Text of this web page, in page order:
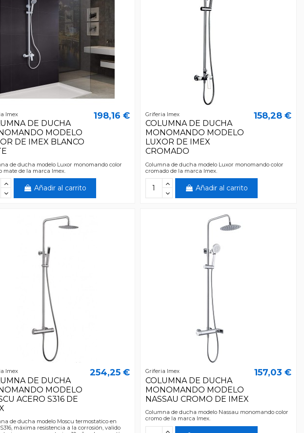
Imex
DE DUCHA
MODELO
DE IMEX BLANCO
198,16 €
de ducha modelo Luxor monomando color
mate de la marca Imex.
Añadir al carrito
Griferia Imex
COLUMNA DE DUCHA
MONOMANDO MODELO
LUXOR DE IMEX
CROMADO
158,28 €
Columna de ducha modelo Luxor monomando color
cromado de la marca Imex.
Añadir al carrito
Imex
DE DUCHA
MODELO
ACERO S316 DE
254,25 €
de ducha modelo Moscu termostatico en
máxima resistencia a la corrosión, valido
Griferia Imex
COLUMNA DE DUCHA
MONOMANDO MODELO
NASSAU CROMO DE IMEX
157,03 €
Columna de ducha modelo Nassau monomando color
cromo de la marca Imex.